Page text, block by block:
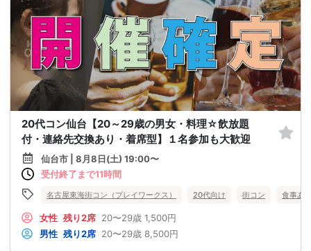
20代コン仙台【20～29歳の男女・料理☆飲放題
付・連絡先交換あり・着席型】１名参加も大歓迎
仙台市 | 8月8日(土) 19:00〜
受付終了まで11時間
名古屋東海街コン（プレイワークス） 20代向け 街コン 食事あ
女性 残り2席 20〜29歳 1,500円
男性 残り2席 20〜29歳 8,500円